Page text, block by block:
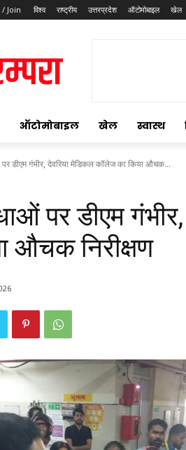
/ Join विश्व राष्ट्रीय उत्तरप्रदेश ऑटोमोबाइल खेल
ऑटोमोबाइल खेल स्वास्थ
पर डीएम गंभीर, देवरिया मेडिकल कॉलेज का किया औचक...
पर डीएम
औचक निरीक्षण